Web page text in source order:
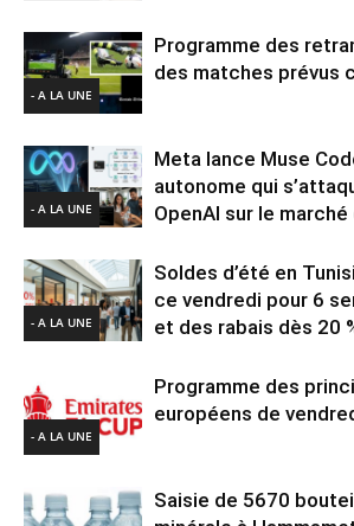
- A LA UNE
Programme des
des matches prévus
- A LA UNE
Meta lance Muse
autonome qui
OpenAI sur le
- A LA UNE
Soldes d’été en
ce vendredi pour 6
et des rabais dès 20
- A LA UNE
Programme des
européens de
Saisie de 5670